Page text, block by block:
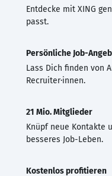
Entdecke mit XING
passt.
Persönliche Job-
Lass Dich finden von
Recruiter·innen.
21 Mio. Mitglieder
Knüpf neue Kontakte
besseres Job-Leben.
Kostenlos profitieren